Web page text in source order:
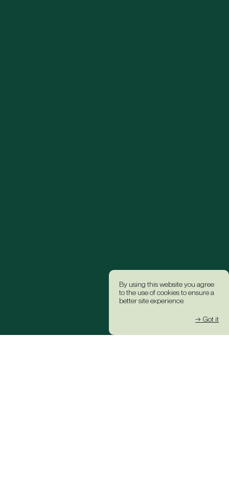
By using this website you agree
to the use of cookies to ensure a
better site experience.
→ Got it